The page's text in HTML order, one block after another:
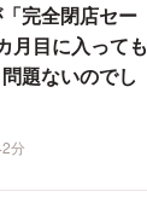
完全閉店セー
月目に入っても
題ないのでし
分